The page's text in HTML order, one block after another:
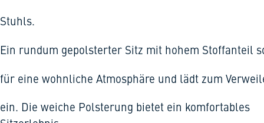
Stuhls.
Ein rundum gepolsterter Sitz mit hohem Stoffanteil
für eine wohnliche Atmosphäre und lädt zum
ein. Die weiche Polsterung bietet ein komfortables